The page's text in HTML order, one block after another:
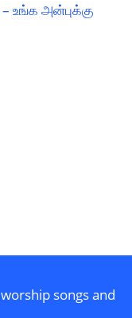
உங்க அன்புக்கு
songs and